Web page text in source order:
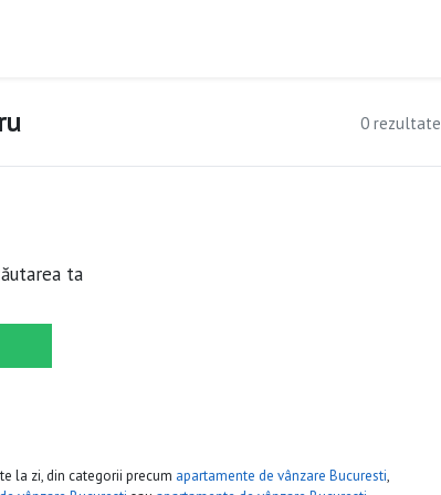
0 rezultate
ta
la zi, din categorii precum apartamente de vânzare Bucuresti,